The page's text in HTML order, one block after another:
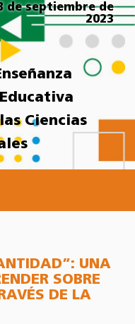
de septiembre de
2023
Ciencias
UNA
SOBRE
DE LA